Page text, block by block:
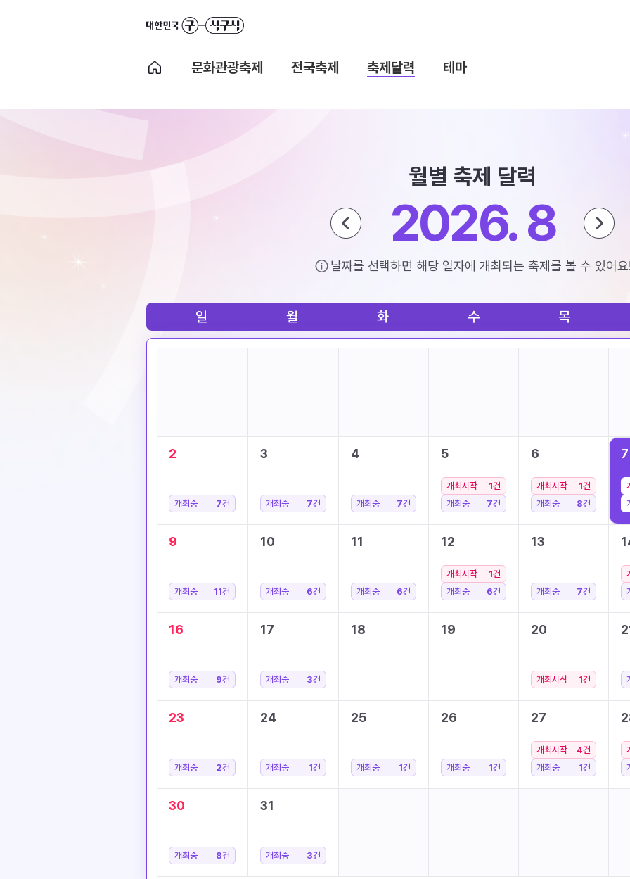
문화관광축제 전국축제 축제달력 테마
월별 축제 달력
2026. 8
날짜를 선택하면 해당 일자에 개최되는 축제를 볼 수 있어
일 월 화 수 목
2
개최중 7건
3
개최중 7건
4
개최중 7건
5
개최시작 1건
개최중
7건
6
개최시작 1건
개최중
8건
7
9
개최중 11건
10
개최중 6건
11
개최중 6건
12
개최시작 1건
개최중
6건
13
개최중 7건
16
개최중 9건
17
개최중 3건
18 19 20
개최시작 1건
23
개최중 2건
24
개최중 1건
25
개최중 1건
26
개최중 1건
27
개최시작 4건
개최중
1건
30
개최중 8건
31
개최중 3건